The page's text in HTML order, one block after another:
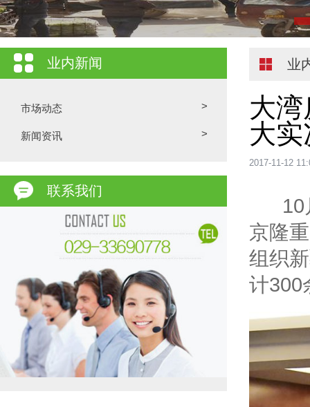
业内新闻
市场动态 >
新闻资讯 >
联系我们
业
大
大
2017-11-12
10月
京隆
组织
计300